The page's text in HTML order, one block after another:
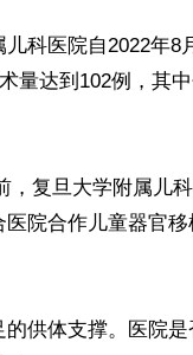
科医院自2022年8
量达到102例，其
，复旦大学附属儿
院合作儿童器官移
供体支撑。医院